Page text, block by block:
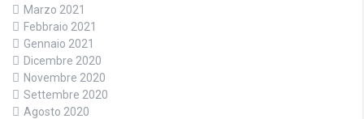
Marzo 2021
Febbraio 2021
Gennaio 2021
Dicembre 2020
Novembre 2020
Settembre 2020
Agosto 2020